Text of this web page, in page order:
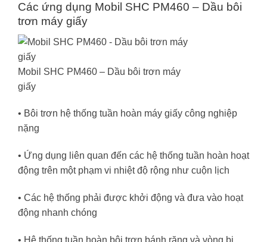
Các ứng dụng Mobil SHC PM460 – Dầu bôi
trơn máy giấy
Mobil SHC PM460 – Dầu bôi trơn máy
giấy
• Bôi trơn hệ thống tuần hoàn máy giấy công nghiệp
nặng
• Ứng dụng liên quan đến các hệ thống tuần hoàn hoạt
động trên một phạm vi nhiệt độ rộng như cuộn lịch
• Các hệ thống phải được khởi động và đưa vào hoạt
động nhanh chóng
• Hệ thống tuần hoàn bôi trơn bánh răng và vòng bi